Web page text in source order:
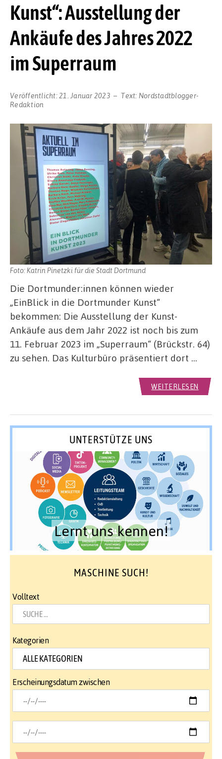
Kunst“: Ausstellung der
Ankäufe des Jahres 2022
im Superraum
Veröffentlicht:21. Januar 2023 Text: Nordstadtblogger-
Redaktion
Foto: Katrin Pinetzki für die Stadt Dortmund
Die Dortmunder:innen können wieder
„EinBlick in die Dortmunder Kunst“
bekommen: Die Ausstellung der Kunst-
Ankäufe aus dem Jahr 2022 ist noch bis zum
11. Februar 2023 im „Superraum“ (Brückstr. 64)
zu sehen. Das Kulturbüro präsentiert dort …
WEITERLESEN
UNTERSTÜTZE UNS
Lernt uns kennen!
MASCHINE SUCH!
Volltext
Kategorien
Erscheinungsdatum zwischen